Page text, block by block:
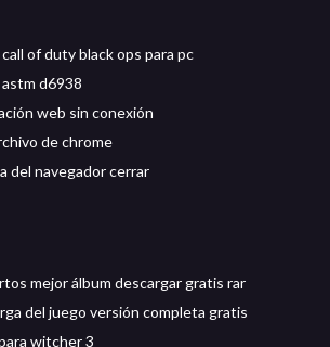
of duty black ops para pc
d6938
web sin conexión
de chrome
del navegador cerrar
mejor álbum descargar gratis rar
del juego versión completa gratis
witcher 3